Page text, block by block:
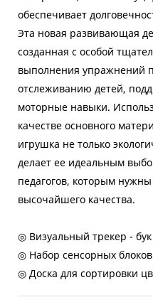
обеспечивает
Эта новая развивающая
созданная с особой
выполнения упражнений
отслеживанию детей,
моторные навыки.
качестве основного
игрушка не только
делает ее идеальным
педагогов, которым
высочайшего качества.
◎ Визуальный трекер - бук
◎ Набор сенсорных
◎ Доска для сортировки